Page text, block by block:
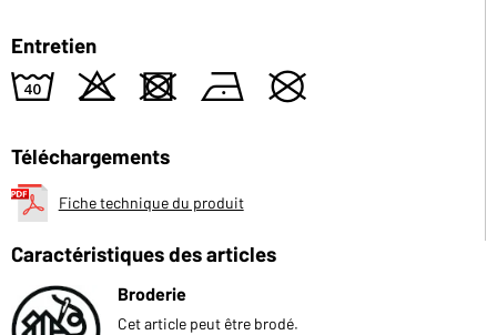
Entretien
8 o d n U
Téléchargements
Fiche technique du produit
Caractéristiques des articles
Broderie
Cet article peut être brodé.